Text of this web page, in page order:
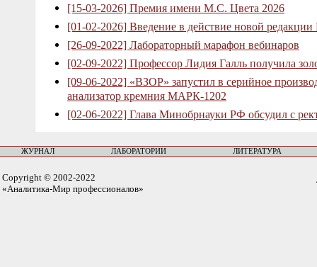
[15-03-2026] Премия имени М.С. Цвета 2026
[01-02-2026] Введение в действие новой
[26-09-2022] Лабораторный марафон вебинаров
[02-09-2022] Профессор Лидия Галль получила
[09-06-2022] «ВЗОР» запустил в серийное
анализатор кремния МАРК-1202
[02-06-2022] Глава Минобрнауки РФ обсудил с
ЖУРНАЛ ЛАБОРАТОРИИ ЛИТЕРАТУРА
Copyright © 2002-2022
«Аналитика-Мир профессионалов»